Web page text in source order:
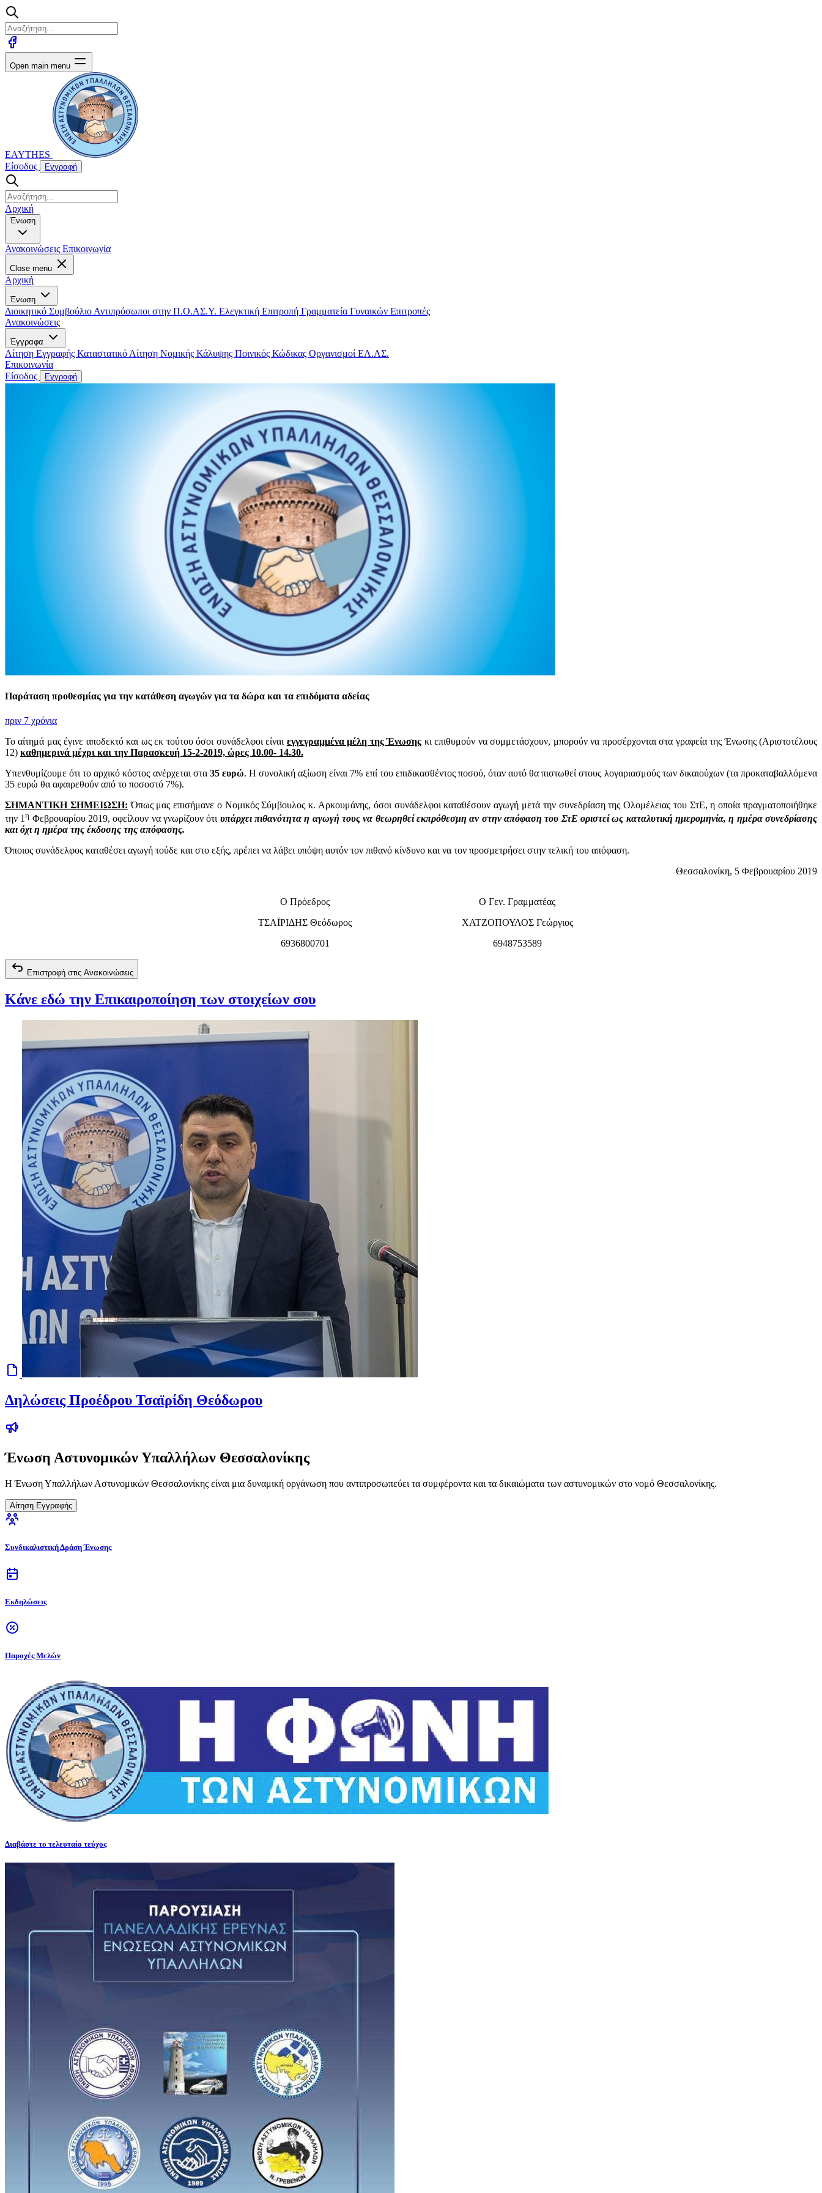
Open main menu
EAYTHES
Είσοδος
Εγγραφή
Αρχική
Ένωση
Ανακοινώσεις Επικοινωνία
Close menu
Αρχική
Ένωση
Διοικητικό Συμβούλιο Αντιπρόσωποι στην Π.Ο.ΑΣ.Υ. Ελεγκτική Επιτροπή Γραμματεία Γυναικών Επιτροπές
Ανακοινώσεις
Έγγραφα
Αίτηση Εγγραφής Καταστατικό Αίτηση Νομικής Κάλυψης Ποινικός Κώδικας Οργανισμοί ΕΛ.ΑΣ.
Επικοινωνία
Είσοδος
Εγγραφή
Παράταση προθεσμίας για την κατάθεση αγωγών για τα δώρα και τα επιδόματα αδείας
πριν 7 χρόνια
Το αίτημά μας έγινε αποδεκτό και ως εκ τούτου όσοι συνάδελφοι είναι εγγεγραμμένα μέλη της Ένωσης κι επιθυμούν να συμμετάσχουν, μπορούν να προσέρχονται στα γραφεία της Ένωσης (Αριστοτέλους
12) καθημερινά μέχρι και την Παρασκευή 15-2-2019, ώρες 10.00- 14.30.
Υπενθυμίζουμε ότι το αρχικό κόστος ανέρχεται στα 35 ευρώ. Η συνολική αξίωση είναι 7% επί του επιδικασθέντος ποσού, όταν αυτό θα πιστωθεί στους λογαριασμούς των δικαιούχων (τα προκαταβαλλόμενα
35 ευρώ θα αφαιρεθούν από το ποσοστό 7%).
ΣΗΜΑΝΤΙΚΗ ΣΗΜΕΙΩΣΗ: Όπως μας επισήμανε ο Νομικός Σύμβουλος κ. Αρκουμάνης, όσοι συνάδελφοι καταθέσουν αγωγή μετά την συνεδρίαση της Ολομέλειας του ΣτΕ, η οποία πραγματοποιήθηκε
την 1η Φεβρουαρίου 2019, οφείλουν να γνωρίζουν ότι υπάρχει πιθανότητα η αγωγή τους να θεωρηθεί εκπρόθεσμη αν στην απόφαση του ΣτΕ οριστεί ως καταλυτική ημερομηνία, η ημέρα συνεδρίασης
και όχι η ημέρα της έκδοσης της απόφασης.
Όποιος συνάδελφος καταθέσει αγωγή τούδε και στο εξής, πρέπει να λάβει υπόψη αυτόν τον πιθανό κίνδυνο και να τον προσμετρήσει στην τελική του απόφαση.
Θεσσαλονίκη, 5 Φεβρουαρίου 2019
Ο Πρόεδρος
ΤΣΑΪΡΙΔΗΣ Θεόδωρος
6936800701
Ο Γεν. Γραμματέας
ΧΑΤΖΟΠΟΥΛΟΣ Γεώργιος
6948753589
Επιστροφή στις Ανακοινώσεις
Κάνε εδώ την Επικαιροποίηση των στοιχείων σου
Δηλώσεις Προέδρου Τσαϊρίδη Θεόδωρου
Ένωση Αστυνομικών Υπαλλήλων Θεσσαλονίκης
Η Ένωση Υπαλλήλων Αστυνομικών Θεσσαλονίκης είναι μια δυναμική οργάνωση που αντιπροσωπεύει τα συμφέροντα και τα δικαιώματα των αστυνομικών στο νομό Θεσσαλονίκης.
Αίτηση Εγγραφής
Συνδικαλιστική Δράση Ένωσης
Εκδηλώσεις
Παροχές Μελών
Διαβάστε το τελευταίο τεύχος